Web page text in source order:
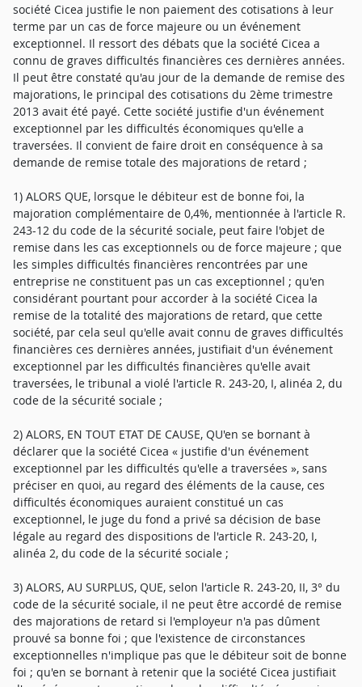
société Cicea justifie le non paiement des cotisations à leur
terme par un cas de force majeure ou un événement
exceptionnel. Il ressort des débats que la société Cicea a
connu de graves difficultés financières ces dernières années.
Il peut être constaté qu'au jour de la demande de remise des
majorations, le principal des cotisations du 2ème trimestre
2013 avait été payé. Cette société justifie d'un événement
exceptionnel par les difficultés économiques qu'elle a
traversées. Il convient de faire droit en conséquence à sa
demande de remise totale des majorations de retard ;
1) ALORS QUE, lorsque le débiteur est de bonne foi, la
majoration complémentaire de 0,4%, mentionnée à l'article R.
243-12 du code de la sécurité sociale, peut faire l'objet de
remise dans les cas exceptionnels ou de force majeure ; que
les simples difficultés financières rencontrées par une
entreprise ne constituent pas un cas exceptionnel ; qu'en
considérant pourtant pour accorder à la société Cicea la
remise de la totalité des majorations de retard, que cette
société, par cela seul qu'elle avait connu de graves difficultés
financières ces dernières années, justifiait d'un événement
exceptionnel par les difficultés financières qu'elle avait
traversées, le tribunal a violé l'article R. 243-20, I, alinéa 2, du
code de la sécurité sociale ;
2) ALORS, EN TOUT ETAT DE CAUSE, QU'en se bornant à
déclarer que la société Cicea « justifie d'un événement
exceptionnel par les difficultés qu'elle a traversées », sans
préciser en quoi, au regard des éléments de la cause, ces
difficultés économiques auraient constitué un cas
exceptionnel, le juge du fond a privé sa décision de base
légale au regard des dispositions de l'article R. 243-20, I,
alinéa 2, du code de la sécurité sociale ;
3) ALORS, AU SURPLUS, QUE, selon l'article R. 243-20, II, 3° du
code de la sécurité sociale, il ne peut être accordé de remise
des majorations de retard si l'employeur n'a pas dûment
prouvé sa bonne foi ; que l'existence de circonstances
exceptionnelles n'implique pas que le débiteur soit de bonne
foi ; qu'en se bornant à retenir que la société Cicea justifiait